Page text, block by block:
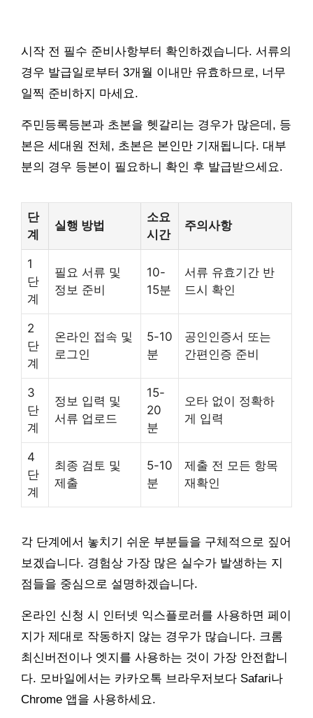
시작 전 필수 준비사항부터 확인하겠습니다. 서류의
경우 발급일로부터 3개월 이내만 유효하므로, 너무
일찍 준비하지 마세요.
주민등록등본과 초본을 헷갈리는 경우가 많은데, 등
본은 세대원 전체, 초본은 본인만 기재됩니다. 대부
분의 경우 등본이 필요하니 확인 후 발급받으세요.
단
계
실행 방법
소요
시간
주의사항
1
단
계
필요 서류 및
정보 준비
10-
15분
서류 유효기간 반
드시 확인
2
단
계
온라인 접속 및
로그인
5-10
분
공인인증서 또는
간편인증 준비
3
단
계
정보 입력 및
서류 업로드
15-
20
분
오타 없이 정확하
게 입력
4
단
계
최종 검토 및
제출
5-10
분
제출 전 모든 항목
재확인
각 단계에서 놓치기 쉬운 부분들을 구체적으로 짚어
보겠습니다. 경험상 가장 많은 실수가 발생하는 지
점들을 중심으로 설명하겠습니다.
온라인 신청 시 인터넷 익스플로러를 사용하면 페이
지가 제대로 작동하지 않는 경우가 많습니다. 크롬
최신버전이나 엣지를 사용하는 것이 가장 안전합니
다. 모바일에서는 카카오톡 브라우저보다 Safari나
Chrome 앱을 사용하세요.